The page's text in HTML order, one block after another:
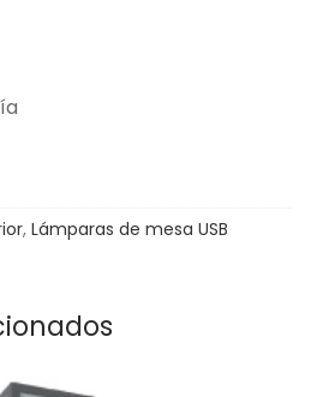
, Lámparas de mesa USB